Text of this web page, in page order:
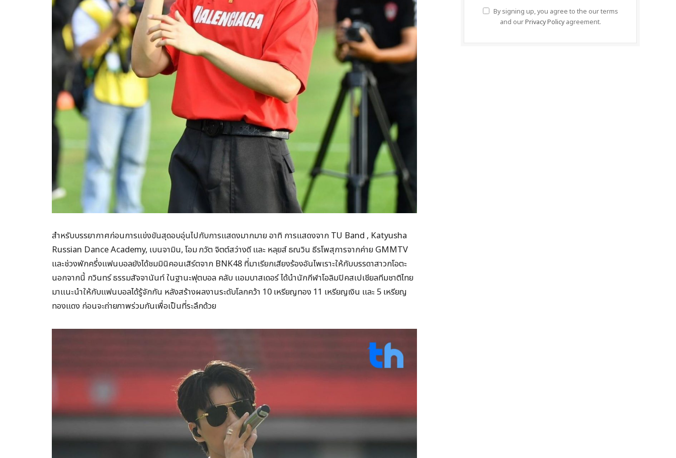
สำหรับบรรยากาศก่อนการแข่งขันสุดอบอุ่นไปกับการแสดงมากมาย อาทิ การแสดงจาก TU Band , Katyusha
Russian Dance Academy, เบนจามิน, โอม ภวัต จิตต์สว่างดี และ หลุยส์ ธณวิน ธีรโพสุการจากค่าย GMMTV
และช่วงพักครึ่งแฟนบอลยังได้ชมมินิคอนเสิร์ตจาก BNK48 ที่มาเรียกเสียงร้องอันไพเราะให้กับบรรดาสาวกโอตะ
นอกจากนี้ กวินทร์ ธรรมสัจจานันท์ ในฐานะฟุตบอล คลับ แอมบาสเดอร์ ได้นำนักกีฬาโอลิมปิคสเปเชียลทีมชาติไทย
มาแนะนำให้กับแฟนบอลได้รู้จักกัน หลังสร้างผลงานระดับโลกคว้า 10 เหรียญทอง 11 เหรียญเงิน และ 5 เหรียญ
ทองแดง ก่อนจะถ่ายภาพร่วมกันเพื่อเป็นที่ระลึกด้วย
By signing up, you agree to the our terms
and ourPrivacy Policyagreement.